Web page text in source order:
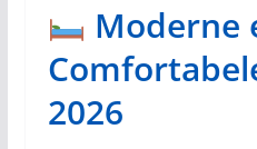
Moderne
2026